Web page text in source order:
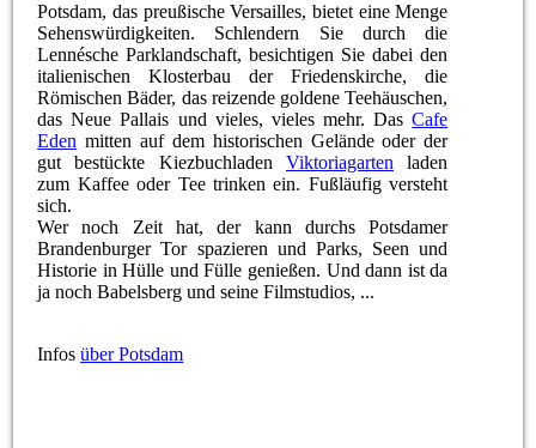
Potsdam, das preußische Versailles, bietet eine Menge
Sehenswürdigkeiten. Schlendern Sie durch die
Lennésche Parklandschaft, besichtigen Sie dabei den
italienischen Klosterbau der Friedenskirche, die
Römischen Bäder, das reizende goldene Teehäuschen,
das Neue Pallais und vieles, vieles mehr. DasCafe
Eden mitten auf dem historischen Gelände oder der
gut bestückte Kiezbuchladen Viktoriagarten laden
zum Kaffee oder Tee trinken ein. Fußläufig versteht
sich.
Wer noch Zeit hat, der kann durchs Potsdamer
Brandenburger Tor spazieren und Parks, Seen und
Historie in Hülle und Fülle genießen. Und dann ist da
ja noch Babelsberg und seine Filmstudios, ...
Infosüber Potsdam